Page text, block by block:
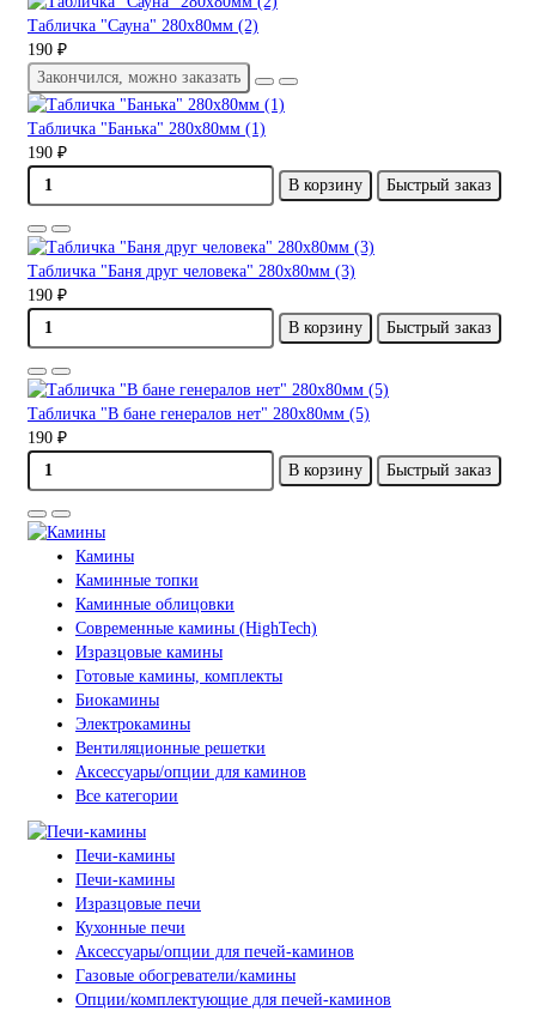
Табличка "Сауна" 280х80мм (2)
190 ₽
Закончился, можно заказать
Табличка "Банька" 280х80мм (1)
190 ₽
В корзину
Быстрый заказ
Табличка "Баня друг человека" 280х80мм (3)
190 ₽
В корзину
Быстрый заказ
Табличка "В бане генералов нет" 280х80мм (5)
190 ₽
В корзину
Быстрый заказ
Камины
Каминные топки
Каминные облицовки
Современные камины (HighTech)
Изразцовые камины
Готовые камины, комплекты
Биокамины
Электрокамины
Вентиляционные решетки
Аксессуары/опции для каминов
Все категории
Печи-камины
Печи-камины
Изразцовые печи
Кухонные печи
Аксессуары/опции для печей-каминов
Газовые обогреватели/камины
Опции/комплектующие для печей-каминов